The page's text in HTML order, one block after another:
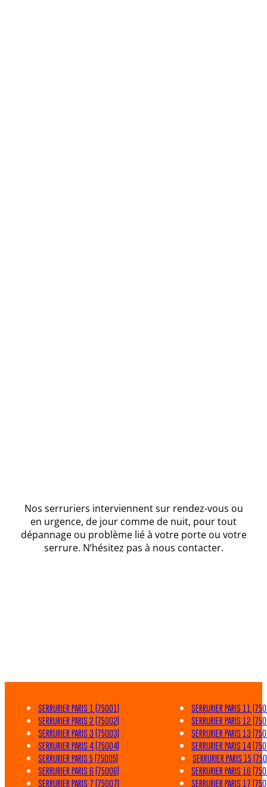
Nos serruriers interviennent sur rendez-vous ou
en urgence, de jour comme de nuit, pour tout
dépannage ou problème lié à votre porte ou votre
serrure. N’hésitez pas à nous contacter.
SERRURIER PARIS 1 (75001)
SERRURIER PARIS 2 (75002)
SERRURIER PARIS 3 (75003)
SERRURIER PARIS 4 (75004)
SERRURIER PARIS 5 (75005)
SERRURIER PARIS 6 (75006)
SERRURIER PARIS 7 (75007)
SERRURIER PARIS 11
SERRURIER PARIS 12
SERRURIER PARIS 13
SERRURIER PARIS 14
SERRURIER PARIS 15
SERRURIER PARIS 16
SERRURIER PARIS 17